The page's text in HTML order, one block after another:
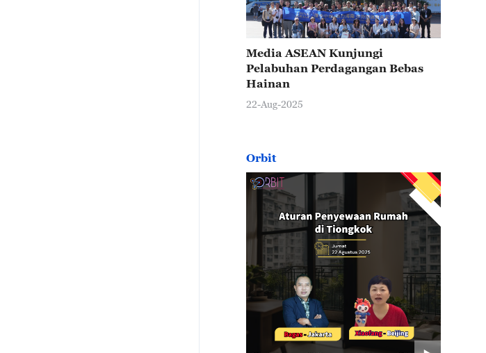
Media ASEAN Kunjungi
Pelabuhan Perdagangan Bebas
Hainan
22-Aug-2025
Orbit